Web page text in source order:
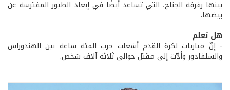
بينها رفرفة الجناح، التي تساعد أيضًا في إبعاد الطيور المفترسة عن
بيضها.
هل تعلم
- إنّ مباريات لكرة القدم أشعلت حرب المئة ساعة بين الهندوراس
والسلفادور وأدّت إلى مقتل حوالى ثلاثة آلاف شخص.